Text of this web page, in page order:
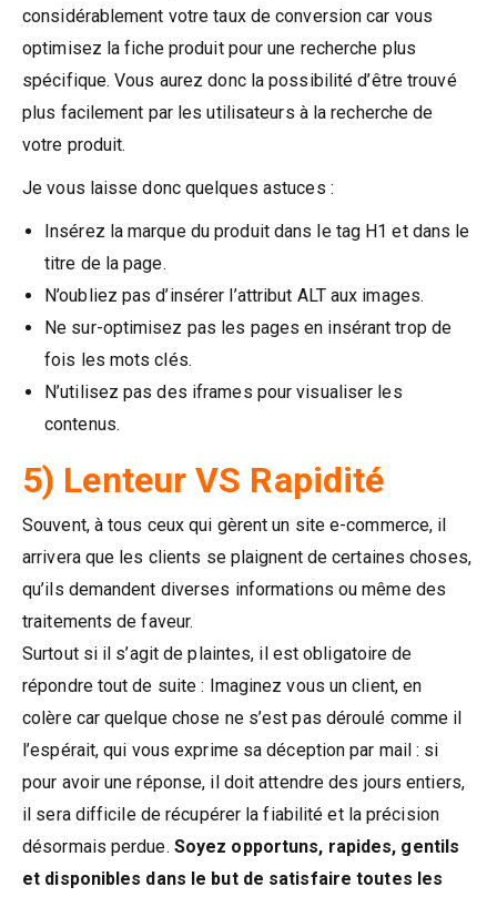
considérablement votre taux de conversion car vous
optimisez la fiche produit pour une recherche plus
spécifique. Vous aurez donc la possibilité d’être trouvé
plus facilement par les utilisateurs à la recherche de
votre produit.
Je vous laisse donc quelques astuces :
Insérez la marque du produit dans le tag H1 et dans le
titre de la page.
N’oubliez pas d’insérer l’attribut ALT aux images.
Ne sur-optimisez pas les pages en insérant trop de
fois les mots clés.
N’utilisez pas des iframes pour visualiser les
contenus.
5) Lenteur VS Rapidité
Souvent, à tous ceux qui gèrent un site e-commerce, il
arrivera que les clients se plaignent de certaines choses,
qu’ils demandent diverses informations ou même des
traitements de faveur.
Surtout si il s’agit de plaintes, il est obligatoire de
répondre tout de suite : Imaginez vous un client, en
colère car quelque chose ne s’est pas déroulé comme il
l’espérait, qui vous exprime sa déception par mail : si
pour avoir une réponse, il doit attendre des jours entiers,
il sera difficile de récupérer la fiabilité et la précision
désormais perdue. Soyez opportuns, rapides, gentils
et disponibles dans le but de satisfaire toutes les